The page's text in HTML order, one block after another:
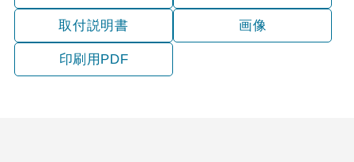
取付説明書 画像
印刷用PDF